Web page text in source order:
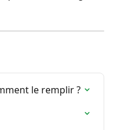
le remplir ?